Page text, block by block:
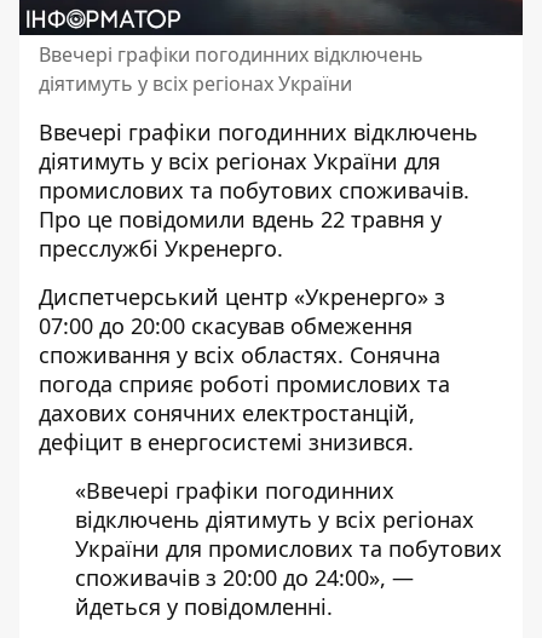
Ввечері графіки погодинних відключень
діятимуть у всіх регіонах України
Ввечері графіки погодинних відключень
діятимуть у всіх регіонах України для
промислових та побутових споживачів.
Про це повідомили вдень 22 травня у
пресслужбі Укренерго.
Диспетчерський центр «Укренерго» з
07:00 до 20:00 скасував обмеження
споживання у всіх областях. Сонячна
погода сприяє роботі промислових та
дахових сонячних електростанцій,
дефіцит в енергосистемі знизився.
«Ввечері графіки погодинних
відключень діятимуть у всіх регіонах
України для промислових та побутових
споживачів з 20:00 до 24:00», —
йдеться у повідомленні.